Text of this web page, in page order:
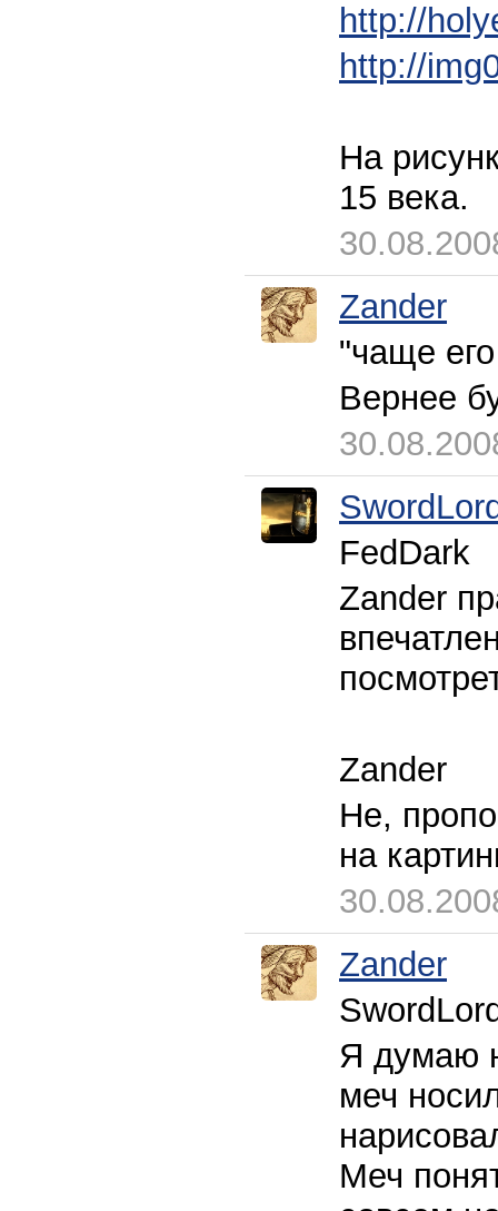
http://
http://
На
15 века.
Zander
"чаще
Вернее
FedDark
Zander
Zander
Не,
на
Zander
Я думаю
меч
Меч